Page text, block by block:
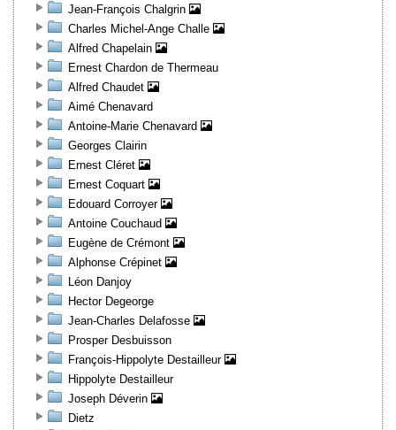
Jean-François Chalgrin
Charles Michel-Ange Challe
Alfred Chapelain
Ernest Chardon de Thermeau
Alfred Chaudet
Aimé Chenavard
Antoine-Marie Chenavard
Georges Clairin
Ernest Cléret
Ernest Coquart
Edouard Corroyer
Antoine Couchaud
Eugène de Crémont
Alphonse Crépinet
Léon Danjoy
Hector Degeorge
Jean-Charles Delafosse
Prosper Desbuisson
François-Hippolyte Destailleur
Hippolyte Destailleur
Joseph Déverin
Dietz